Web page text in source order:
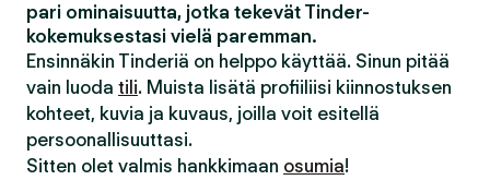
pari ominaisuutta, jotka tekevät Tinder-
kokemuksestasi vielä paremman.
Ensinnäkin Tinderiä on helppo käyttää. Sinun pitää
vain luoda tili. Muista lisätä profiiliisi kiinnostuksen
kohteet, kuvia ja kuvaus, joilla voit esitellä
persoonallisuuttasi.
Sitten olet valmis hankkimaan osumia!